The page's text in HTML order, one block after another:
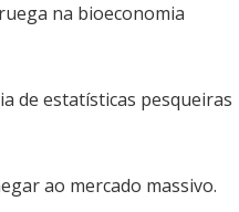
na bioeconomia
de estatísticas pesqueiras
ao mercado massivo.